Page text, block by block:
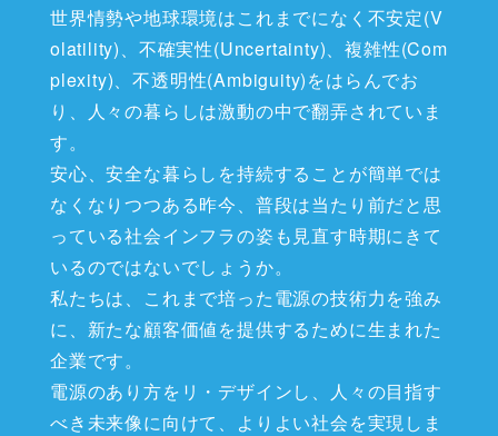
世界情勢や地球環境はこれまでになく不安定(V
olatility)、不確実性(Uncertainty)、複雑性(Com
plexity)、不透明性(Ambiguity)をはらんでお
り、人々の暮らしは激動の中で翻弄されていま
す。
安心、安全な暮らしを持続することが簡単では
なくなりつつある昨今、 普段は当たり前だと思
っている社会インフラの姿も見直す時期にきて
いるのではないでしょうか。
私たちは、これまで培った電源の技術力を強み
に、新たな顧客価値を提供するために生まれた
企業です。
電源のあり方をリ・デザインし、人々の目指す
べき未来像に向けて、よりよい社会を実現しま